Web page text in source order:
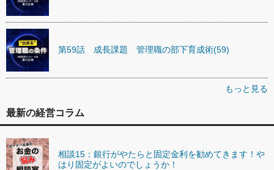
第59話 成長課題 管理職の部下育成術(59)
もっと見る
最新の経営コラム
相談15：銀行がやたらと固定金利を勧めてきます！や
はり固定がよいのでしょうか！